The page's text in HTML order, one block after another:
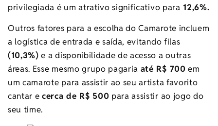
privilegiada é um atrativo significativo para 12,6%.
Outros fatores para a escolha do Camarote incluem
a logística de entrada e saída, evitando filas
(10,3%) e a disponibilidade de acesso a outras
áreas. Esse mesmo grupo pagaria até R$ 700 em
um camarote para assistir ao seu artista favorito
cantar ecerca de R$ 500 para assistir ao jogo do
seu time.